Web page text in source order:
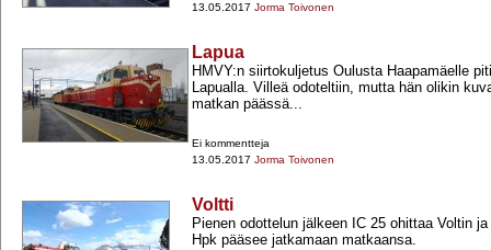
13.05.2017 Jorma Toivonen
Lapua
HMVY:n siirtokuljetus Oulusta Haapamäelle
Lapualla. Villeä odoteltiin, mutta hän olikin
matkan päässä...
Ei kommentteja
13.05.2017 Jorma Toivonen
Voltti
Pienen odottelun jälkeen IC 25 ohittaa Voltin
Hpk pääsee jatkamaan matkaansa.